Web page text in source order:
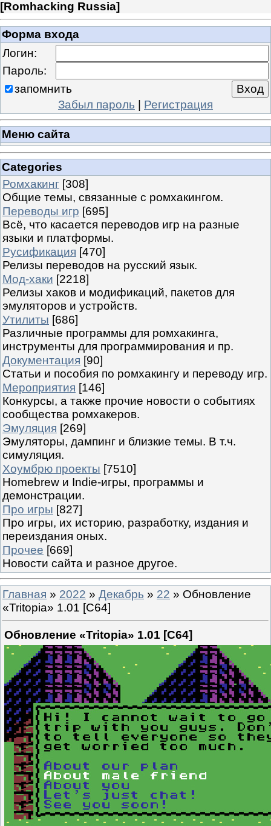
[Romhacking Russia]
Форма входа
Логин:
Пароль:
запомнить
Забыл пароль | Регистрация
Меню сайта
Categories
Ромхакинг [308]
Общие темы, связанные с ромхакингом.
Переводы игр [695]
Всё, что касается переводов игр на разные
языки и платформы.
Русификация [470]
Релизы переводов на русский язык.
Мод-хаки [2218]
Релизы хаков и модификаций, пакетов для
эмуляторов и устройств.
Утилиты [686]
Различные программы для ромхакинга,
инструменты для программирования и пр.
Документация [90]
Статьи и пособия по ромхакингу и переводу игр.
Мероприятия [146]
Конкурсы, а также прочие новости о событиях
сообщества ромхакеров.
Эмуляция [269]
Эмуляторы, дампинг и близкие темы. В т.ч.
симуляция.
Хоумбрю проекты [7510]
Homebrew и Indie-игры, программы и
демонстрации.
Про игры [827]
Про игры, их историю, разработку, издания и
переиздания оных.
Прочее [669]
Новости сайта и разное другое.
Главная » 2022 » Декабрь » 22 » Обновление
«Tritopia» 1.01 [C64]
Обновление «Tritopia» 1.01 [C64]